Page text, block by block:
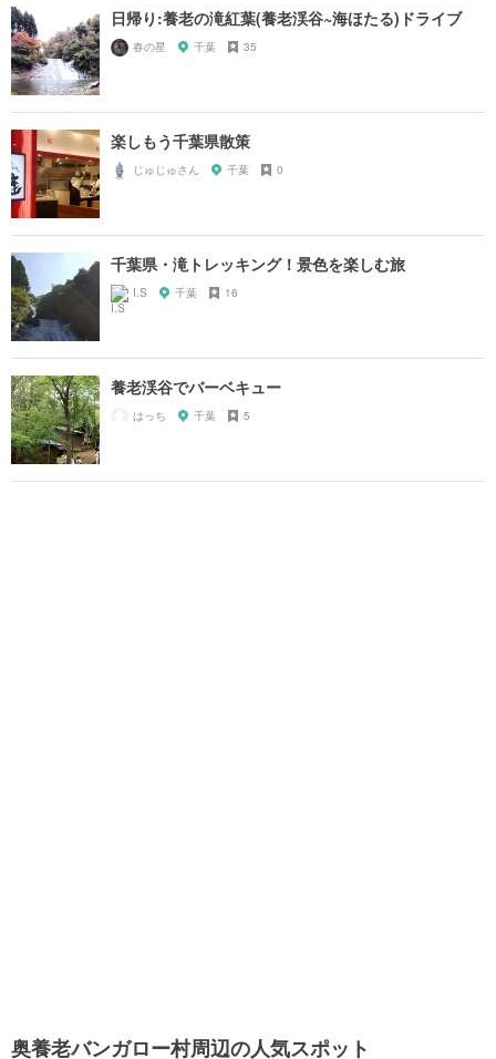
日帰り:養老の滝紅葉(養老渓谷~海ほたる)ドライブ
春の星 千葉 35
楽しもう千葉県散策
じゅじゅさん 千葉 0
千葉県・滝トレッキング！景色を楽しむ旅
I.S 千葉 16
養老渓谷でバーベキュー
はっち 千葉 5
奥養老バンガロー村周辺の人気スポット